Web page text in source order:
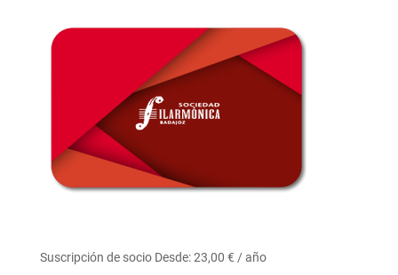
Suscripción de socio Desde:23,00 € / año